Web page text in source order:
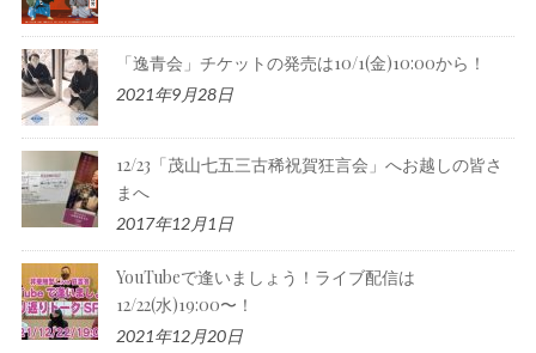
「逸青会」チケットの発売は10/1(金)10:00から！
2021年9月28日
12/23「茂山七五三古稀祝賀狂言会」へお越しの皆さ
まへ
2017年12月1日
YouTubeで逢いましょう！ライブ配信は
12/22(水)19:00〜！
2021年12月20日